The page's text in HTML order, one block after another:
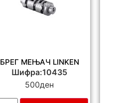
БРЕГ МЕЊАЧ LINKEN
Шифра:10435
500ден